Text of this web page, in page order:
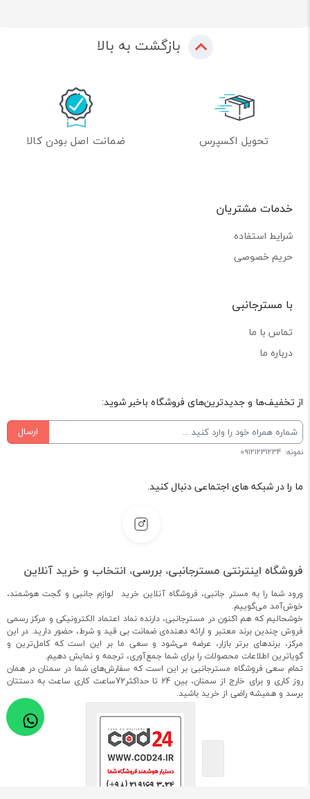
بازگشت به بالا
تحویل اکسپرس ضمانت اصل بودن کالا
خدمات مشتریان
شرایط استفاده
حریم خصوصی
با مسترجانبی
تماس با ما
درباره ما
از تخفیف‌ها و جدیدترین‌های فروشگاه باخبر شوید:
ارسال
نمونه: 09121231234
ما را در شبکه های اجتماعی دنبال کنید.
فروشگاه اینترنتی مسترجانبی، بررسی، انتخاب و خرید آنلاین
ورود شما را به مستر جانبی، فروشگاه آنلاین خرید لوازم جانبی و گجت هوشمند،
خوش‌آمد می‌گوییم.
خوشحالیم که هم اکنون در مسترجانبی، دارنده نماد اعتماد الکترونیکی و مرکز رسمی
فروش چندین برند معتبر و ارائه دهنده‌ی ضمانت بی قید و شرط، حضور دارید. در این
مرکز، برندهای برتر بازار، عرضه می‌شود و سعی ما بر این است که کامل‌ترین و
گویاترین اطلاعات محصولات را برای شما جمع‌آوری، ترجمه و نمایش دهیم.
تمام سعی فروشگاه مسترجانبی بر این است که سفارش‌های شما در سمنان در همان
روز کاری و برای خارج از سمنان، بین 24 تا حداکثر72ساعت کاری ساعت به دستتان
برسد و همیشه راضی از خرید باشید.